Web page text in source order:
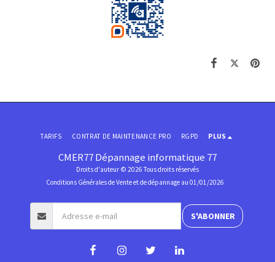
CMER77 Dépannage informatique 77
Droits d'auteur © 2026 Tous droits réservés
Conditions Générales de Vente et de dépannage au 01/01/2026
TARIFS CONTRAT DE MAINTENANCE PRO RGPD PLUS
S'ABONNER